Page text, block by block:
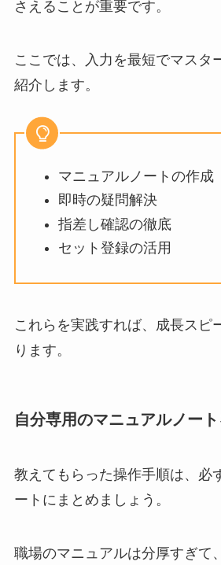
さえることが重要です。
ここでは、入力を最短でマスタ
紹介します。
マニュアルノートの作成
即時の疑問解決
指差し確認の徹底
セット登録の活用
これらを実践すれば、成長スピ
ります。
自分専用のマニュアルノー
教えてもらった操作手順は、必
ートにまとめましょう。
職場のマニュアルは分厚すぎて